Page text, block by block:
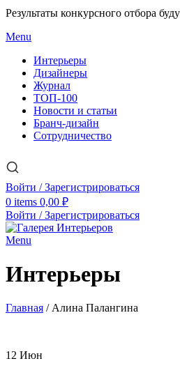
Результаты конкурсного отбора
Menu
Интерьеры
Дизайнеры
Журнал
ТОП-100
Новости и статьи
Бранч-дизайн
Сотрудничество
Войти / Зарегистрироваться
0 items 0,00 ₽
Войти / Зарегистрироваться
Menu
Интерьеры
Главная /Алина Палангина
12 Июн